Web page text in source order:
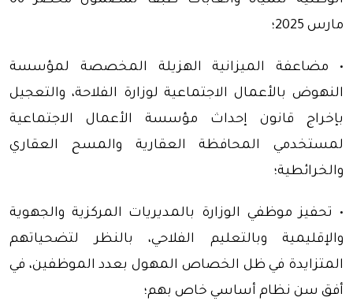
مارس 2025؛
• مضاعفة الميزانية الهزيلة المخصصة لمؤسسة
النهوض بالأعمال الاجتماعية لوزارة الفلاحة، والتعجيل
بإخراج قانون إحداث مؤسسة الأعمال الاجتماعية
لمستخدمي المحافظة العقارية والمسح العقاري
والخرائطية؛
• تحفيز موظفي الوزارة بالمديريات المركزية والجهوية
والإقليمية وبالتعليم الفلاحي، بالنظر لتضحياتهم
المتزايدة في ظل الخصاص المهول بعدد الموظفين، في
أفق سن نظام أساسي خاص بهم؛